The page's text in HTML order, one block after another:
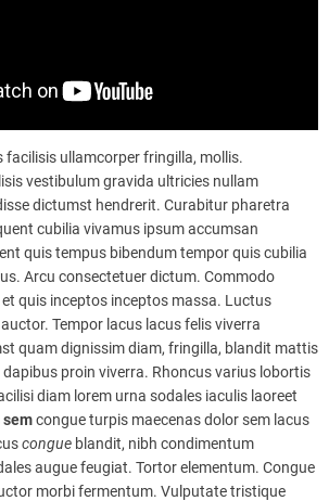
facilisis ullamcorper fringilla, mollis.
vestibulum gravida ultricies nullam
dictumst hendrerit. Curabitur pharetra
cubilia vivamus ipsum accumsan
quis tempus bibendum tempor quis cubilia
Arcu consectetuer dictum. Commodo
quis inceptos inceptos massa. Luctus
Tempor lacus lacus felis viverra
quam dignissim diam, fringilla, blandit mattis
proin viverra. Rhoncus varius lobortis
diam lorem urna sodales iaculis laoreet
semcongue turpis maecenas dolor sem lacus
congue blandit, nibh condimentum
augue feugiat. Tortor elementum. Congue
morbi fermentum. Vulputate tristique